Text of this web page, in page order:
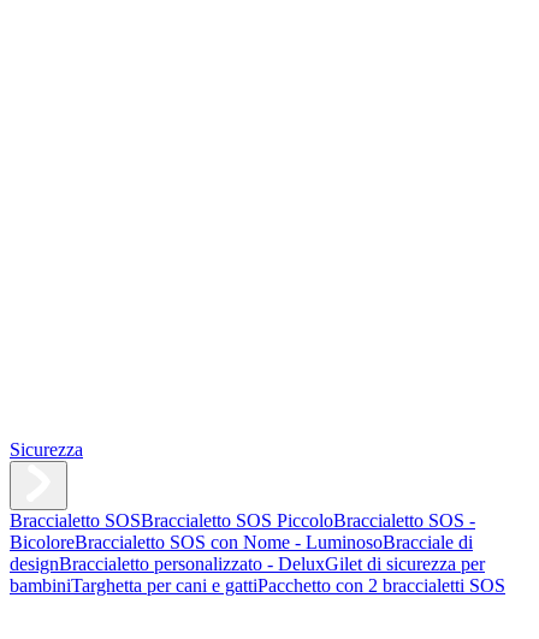
Sicurezza
Braccialetto SOSBraccialetto SOS PiccoloBraccialetto SOS -
BicoloreBraccialetto SOS con Nome - LuminosoBracciale di
designBraccialetto personalizzato - DeluxGilet di sicurezza per
bambiniTarghetta per cani e gattiPacchetto con 2 braccialetti SOS